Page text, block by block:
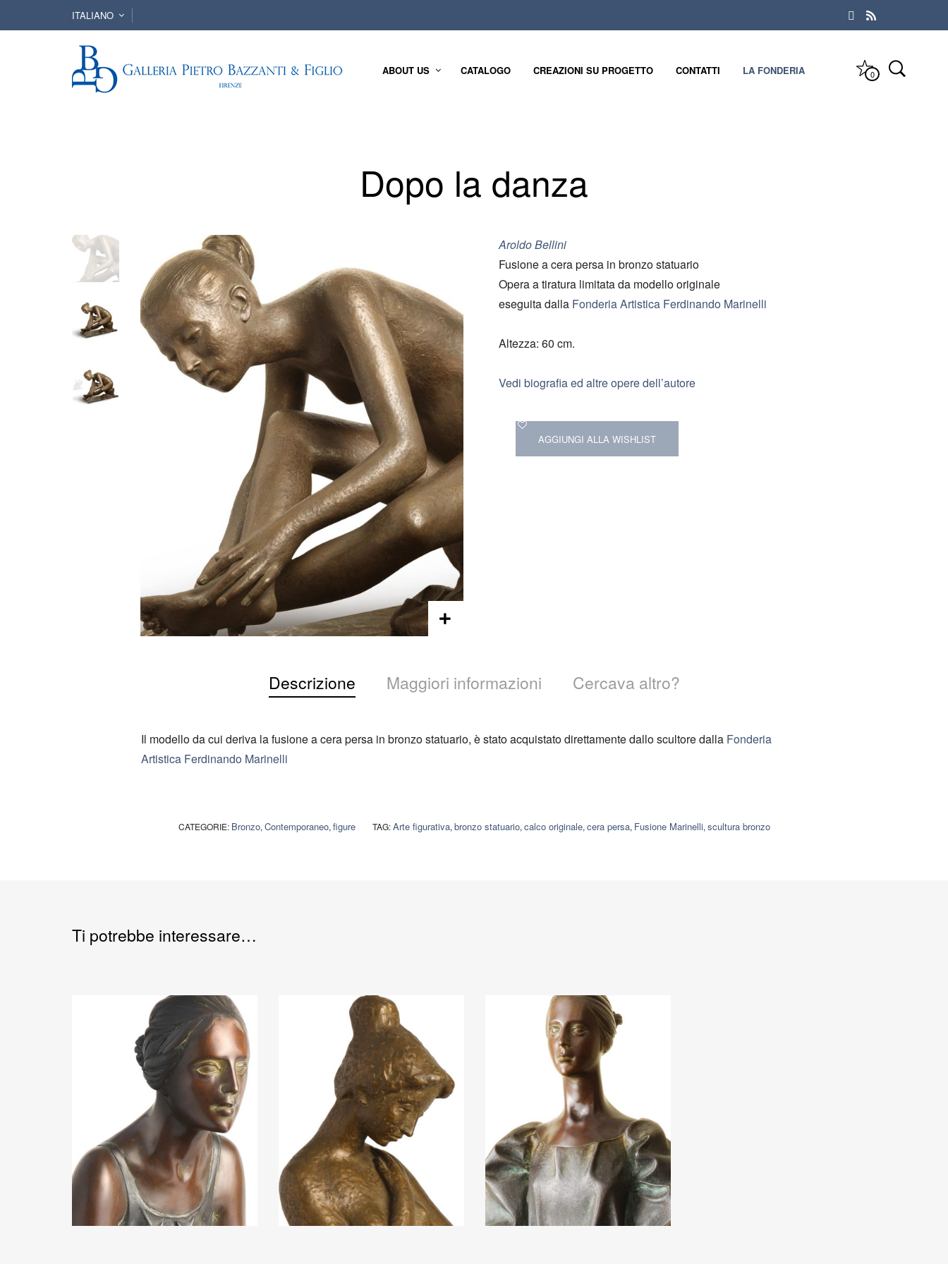
ITALIANO
ABOUT US CATALOGO CREAZIONI SU PROGETTO CONTATTI LA FONDERIA 0
Dopo la danza
Aroldo Bellini
Fusione a cera persa in bronzo statuario
Opera a tiratura limitata da modello originale
eseguita dalla Fonderia Artistica Ferdinando Marinelli
Altezza: 60 cm.
Vedi biografia ed altre opere dell’autore
AGGIUNGI ALLA WISHLIST
Descrizione Maggiori informazioni Cercava altro?
Il modello da cui deriva la fusione a cera persa in bronzo statuario, è stato acquistato direttamente dallo scultore dalla Fonderia
Artistica Ferdinando Marinelli
CATEGORIE: Bronzo, Contemporaneo, figure TAG:Arte figurativa, bronzo statuario, calco originale, cera persa, Fusione Marinelli, scultura bronzo
Ti potrebbe interessare…